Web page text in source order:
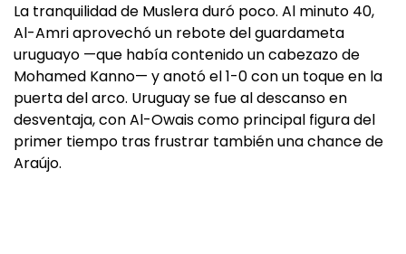
La tranquilidad de Muslera duró poco. Al minuto 40,
Al-Amri aprovechó un rebote del guardameta
uruguayo —que había contenido un cabezazo de
Mohamed Kanno— y anotó el 1-0 con un toque en la
puerta del arco. Uruguay se fue al descanso en
desventaja, con Al-Owais como principal figura del
primer tiempo tras frustrar también una chance de
Araújo.